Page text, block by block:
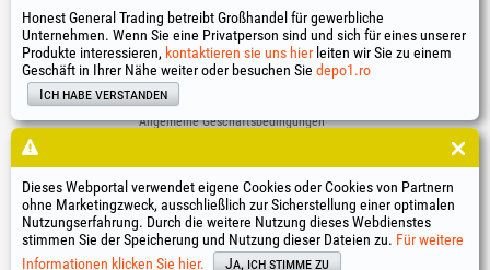
Nützliche Links
Allgemeine Geschäftsbedingungen
Identifikationsdaten des Unternehmens
Online-Streitbeilegung
HGT®, EvoTools®, EvoSanitary®, EvoTools +Plus ®, EvoSanitary +Plus ® , EvoSelect ®, EPTO® , EPTO Plus®
PowerForProfessionals
und deren Logos sind eingetragene Marken Honest General Trading SRL.
Honest General Trading betreibt Großhandel für gewerbliche
Unternehmen. Wenn Sie eine Privatperson sind und sich für eines unserer
Produkte interessieren, kontaktieren sie uns hier leiten wir Sie zu einem
Geschäft in Ihrer Nähe weiter oder besuchen Sie depo1.ro
Ich habe verstanden
Dieses Webportal verwendet eigene Cookies oder Cookies von Partnern
ohne Marketingzweck, ausschließlich zur Sicherstellung einer optimalen
Nutzungserfahrung. Durch die weitere Nutzung dieses Webdienstes
stimmen Sie der Speicherung und Nutzung dieser Dateien zu. Für weitere
Informationen klicken Sie hier.
Ja, ich stimme zu